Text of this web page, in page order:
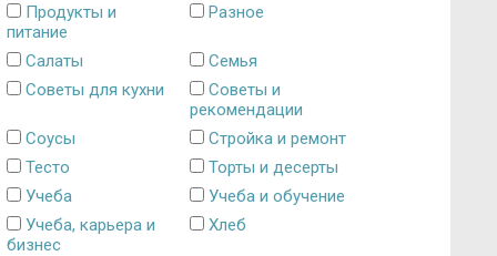
Продукты и
питание
Разное
Салаты
Семья
Советы для кухни
Советы и
рекомендации
Соусы
Стройка и ремонт
Тесто
Торты и десерты
Учеба
Учеба и обучение
Учеба, карьера и
бизнес
Хлеб